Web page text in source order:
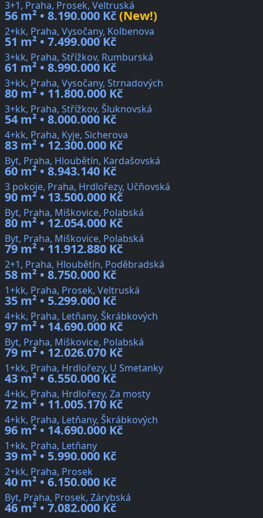
3+1, Praha, Prosek, Veltruská
56 m² • 8.190.000 Kč(New!)
2+kk, Praha, Vysočany, Kolbenova
51 m² • 7.499.000 Kč
3+kk, Praha, Střížkov, Rumburská
61 m² • 8.990.000 Kč
3+kk, Praha, Vysočany, Strnadových
80 m² • 11.800.000 Kč
3+kk, Praha, Střížkov, Šluknovská
54 m² • 8.000.000 Kč
4+kk, Praha, Kyje, Sicherova
83 m² • 12.300.000 Kč
Byt, Praha, Hloubětín, Kardašovská
60 m² • 8.943.140 Kč
3 pokoje, Praha, Hrdlořezy, Učňovská
90 m² • 13.500.000 Kč
Byt, Praha, Miškovice, Polabská
80 m² • 12.054.000 Kč
Byt, Praha, Miškovice, Polabská
79 m² • 11.912.880 Kč
2+1, Praha, Hloubětín, Poděbradská
58 m² • 8.750.000 Kč
1+kk, Praha, Prosek, Veltruská
35 m² • 5.299.000 Kč
4+kk, Praha, Letňany, Škrábkových
97 m² • 14.690.000 Kč
Byt, Praha, Miškovice, Polabská
79 m² • 12.026.070 Kč
1+kk, Praha, Hrdlořezy, U Smetanky
43 m² • 6.550.000 Kč
4+kk, Praha, Hrdlořezy, Za mosty
72 m² • 11.005.170 Kč
4+kk, Praha, Letňany, Škrábkových
96 m² • 14.690.000 Kč
1+kk, Praha, Letňany
39 m² • 5.990.000 Kč
2+kk, Praha, Prosek
40 m² • 6.150.000 Kč
Byt, Praha, Prosek, Zárybská
46 m² • 7.082.000 Kč